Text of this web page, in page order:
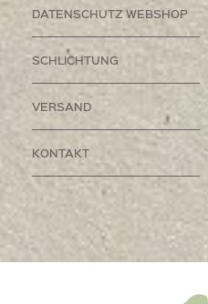
DATENSCHUTZ WEBSHOP
SCHLICHTUNG
VERSAND
KONTAKT